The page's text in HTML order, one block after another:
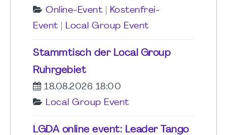
Online-Event
Kostenfrei-
Event
Local Group Event
Stammtisch der Local Group
Ruhrgebiet
18.08.2026 18:00
Local Group Event
LGDA online event: Leader Tango